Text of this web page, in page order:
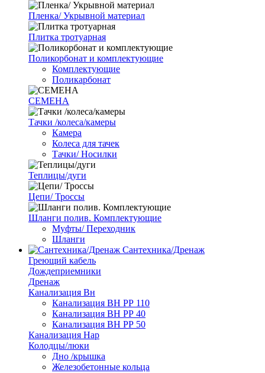
Пленка/ Укрывной материал
Плитка тротуарная
Поликорбонат и комплектующие
Комплектующие
Поликарбонат
СЕМЕНА
Тачки /колеса/камеры
Камера
Колеса для тачек
Тачки/ Носилки
Теплицы/дуги
Цепи/ Троссы
Шланги полив. Комплектующие
Муфты/ Переходник
Шланги
Сантехника/Дренаж
Греющий кабель
Дождеприемники
Дренаж
Канализация Вн
Канализация ВН РР 110
Канализация ВН РР 40
Канализация ВН РР 50
Канализация Нар
Колодцы/люки
Дно /крышка
Железобетонные кольца